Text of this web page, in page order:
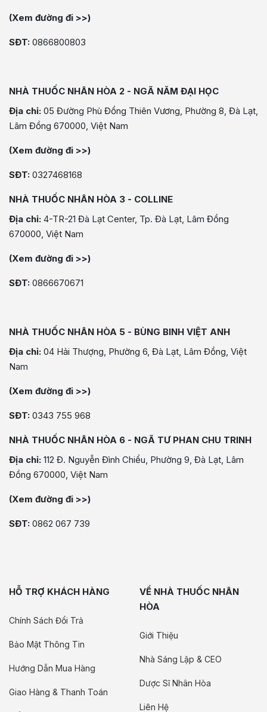
(Xem đường đi >>)
SĐT: 0866800803
NHÀ THUỐC NHÂN HÒA 2 - NGÃ NĂM ĐẠI HỌC
Địa chỉ: 05 Đường Phù Đổng Thiên Vương, Phường 8, Đà Lạt,
Lâm Đồng 670000, Việt Nam
(Xem đường đi >>)
SĐT: 0327468168
NHÀ THUỐC NHÂN HÒA 3 - COLLINE
Địa chỉ: 4-TR-21 Đà Lạt Center, Tp. Đà Lạt, Lâm Đồng
670000, Việt Nam
(Xem đường đi >>)
SĐT: 0866670671
NHÀ THUỐC NHÂN HÒA 5 - BÙNG BINH VIỆT ANH
Địa chỉ: 04 Hải Thượng, Phường 6, Đà Lạt, Lâm Đồng, Việt
Nam
(Xem đường đi >>)
SĐT: 0343 755 968
NHÀ THUỐC NHÂN HÒA 6 - NGÃ TƯ PHAN CHU TRINH
Địa chỉ: 112 Đ. Nguyễn Đình Chiểu, Phường 9, Đà Lạt, Lâm
Đồng 670000, Việt Nam
(Xem đường đi >>)
SĐT: 0862 067 739
HỖ TRỢ KHÁCH HÀNG
Chính Sách Đổi Trả
Bảo Mật Thông Tin
Hướng Dẫn Mua Hàng
Giao Hàng & Thanh Toán
VỀ NHÀ THUỐC NHÂN
HÒA
Giới Thiệu
Nhà Sáng Lập & CEO
Dược Sĩ Nhân Hòa
Liên Hệ